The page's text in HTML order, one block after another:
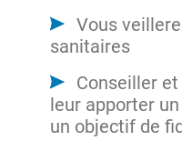
Vous
sanitaires
Conseiller
leur apporter
un objectif de